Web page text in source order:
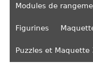
Modules de
Figurines
Puzzles et Maquette